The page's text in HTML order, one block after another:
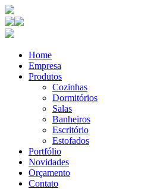
Home
Empresa
Produtos
Cozinhas
Dormitórios
Salas
Banheiros
Escritório
Estofados
Portfólio
Novidades
Orçamento
Contato